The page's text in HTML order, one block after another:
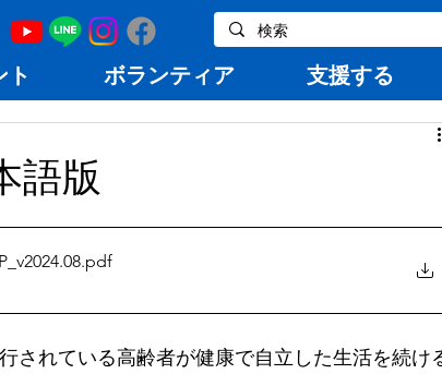
ト ボランティア 支援する
語版
.pdf
されている高齢者が健康で自立した生活を続け